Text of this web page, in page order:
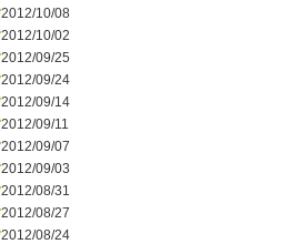
2012/10/08
2012/10/02
2012/09/25
2012/09/24
2012/09/14
2012/09/11
2012/09/07
2012/09/03
2012/08/31
2012/08/27
2012/08/24